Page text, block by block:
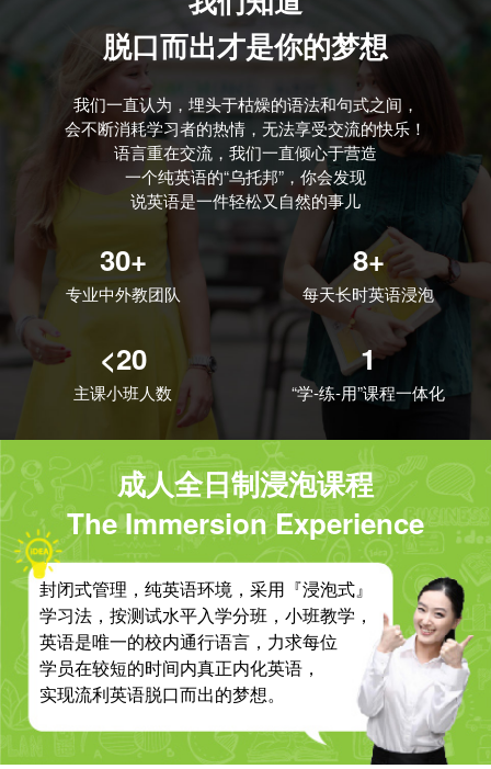
脱口而出才是你的梦想
我们一直认为，埋头于枯燥的语法和句式之间，
会不断消耗学习者的热情，无法享受交流的快乐！
语言重在交流，我们一直倾心于营造
一个纯英语的“乌托邦”，你会发现
说英语是一件轻松又自然的事儿
30+
专业中外教团队
8+
每天长时英语浸泡
<20
主课小班人数
1
“学-练-用”课程一体化
成人全日制浸泡课程
The Immersion Experience
封闭式管理，纯英语环境，采用『浸泡式』
学习法，按测试水平入学分班，小班教学，
英语是唯一的校内通行语言，力求每位
学员在较短的时间内真正内化英语，
实现流利英语脱口而出的梦想。